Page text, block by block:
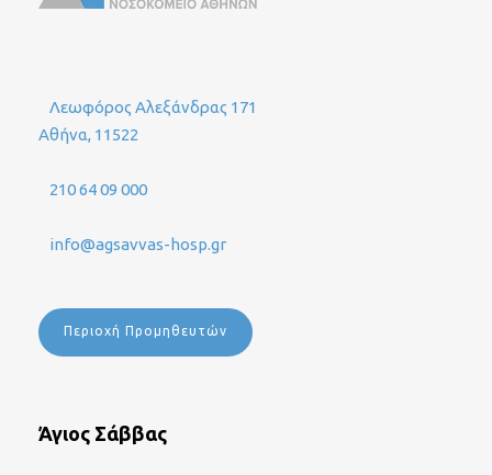
Λεωφόρος Αλεξάνδρας 171
Αθήνα, 11522
210 64 09 000
info@agsavvas-hosp.gr
Περιοχή Προμηθευτών
Άγιος Σάββας